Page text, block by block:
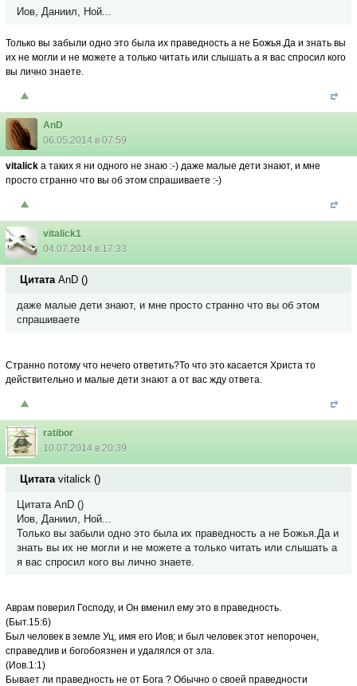
Иов, Даниил, Ной...
Только вы забыли одно это была их праведность а не Божья.Да и знать вы
их не могли и не можете а только читать или слышать а я вас спросил кого
вы лично знаете.
AnD
06.05.2014 в 07:59
vitalick а таких я ни одного не знаю :-) даже малые дети знают, и мне
просто странно что вы об этом спрашиваете :-)
vitalick1
04.07.2014 в 17:33
Цитата AnD ()
даже малые дети знают, и мне просто странно что вы об этом
спрашиваете
Странно потому что нечего ответить?То что это касается Христа то
действительно и малые дети знают а от вас жду ответа.
ratibor
10.07.2014 в 20:39
Цитата vitalick ()
Цитата AnD ()
Иов, Даниил, Ной...
Только вы забыли одно это была их праведность а не Божья.Да и
знать вы их не могли и не можете а только читать или слышать а
я вас спросил кого вы лично знаете.
Аврам поверил Господу, и Он вменил ему это в праведность.
(Быт.15:6)
Был человек в земле Уц, имя его Иов; и был человек этот непорочен,
справедлив и богобоязнен и удалялся от зла.
(Иов.1:1)
Бывает ли праведность не от Бога ? Обычно о своей праведности